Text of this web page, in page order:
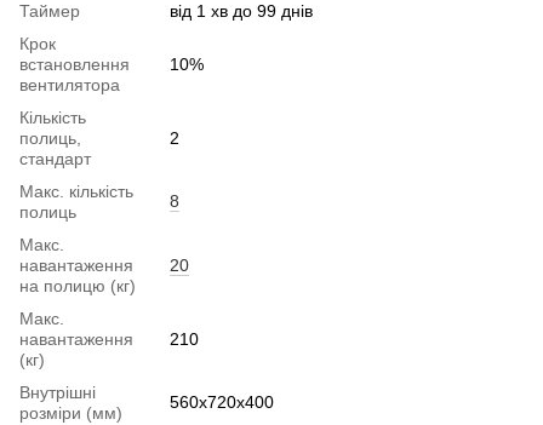
Таймер
від 1 хв до 99 днів
Крок
встановлення
вентилятора
10%
Кількість
полиць,
стандарт
2
Макс. кількість
полиць
8
Макс.
навантаження
на полицю (кг)
20
Макс.
навантаження
(кг)
210
Внутрішні
розміри (мм)
560x720x400